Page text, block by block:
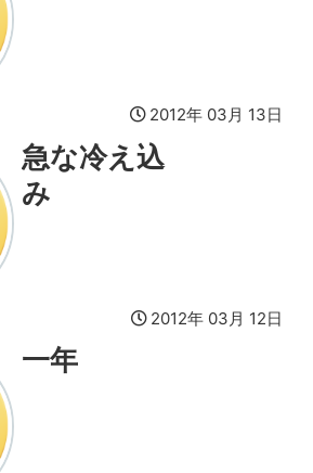
2012年 03月 13日
急な冷え込
み
2012年 03月 12日
一年